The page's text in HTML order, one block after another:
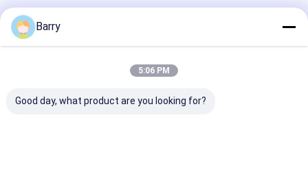
Sản Phẩm Khuyến Cáo
Barry
5:06 PM
Good day, what product are you looking for?